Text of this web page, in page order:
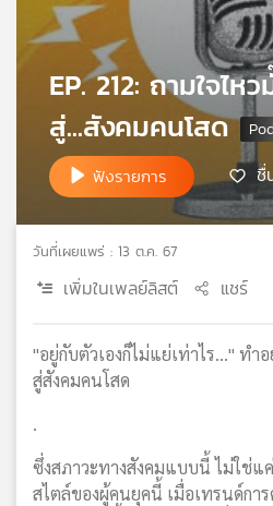
วิทยุ
แผนที่
วิทยุ
ข่าย
EP. 212: ถามใจไห
สู่...สังคมคนโสด
ฟังรายการ ชื่
วันที่เผยแพร่ : 13 ต.ค. 67
เพิ่มในเพลย์ลิสต์ แชร์
"อยู่กับตัวเองก็ไม่แย่เท่าไร..." ทำอ
สู่สังคมคนโสด
.
ซึ่งสภาวะทางสังคมแบบนี้ ไม่ใช่แ
สไตล์ของผู้คนยุคนี้ เมื่อเทรนด์กา